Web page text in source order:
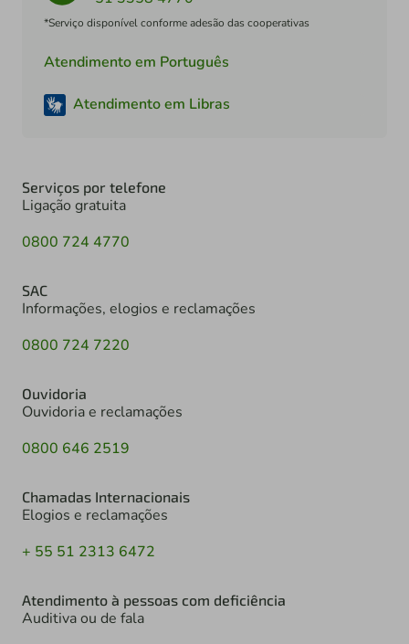
*Serviço disponível conforme adesão das cooperativas
Atendimento em Português
Atendimento em Libras
Serviços por telefone
Ligação gratuita
0800 724 4770
SAC
Informações, elogios e reclamações
0800 724 7220
Ouvidoria
Ouvidoria e reclamações
0800 646 2519
Chamadas Internacionais
Elogios e reclamações
+ 55 51 2313 6472
Atendimento à pessoas com deficiência
Auditiva ou de fala